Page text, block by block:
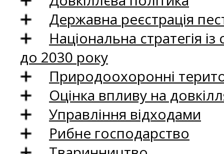
Державна реєстрація
Національна стратегія
до 2030 року
Природоохоронні
Оцінка впливу на
Управління відходами
Рибне господарство